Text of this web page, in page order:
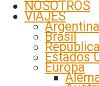
NOSOTROS
VIAJES
Argentina
Brasil
Estados
Europa